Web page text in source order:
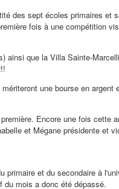
des sept écoles primaires et
fois à une compétition
ainsi que la Villa Sainte-
mériteront une bourse en argent
Encore une fois cette
et Mégane présidente et
et du secondaire à
du mois a donc été dépassé.